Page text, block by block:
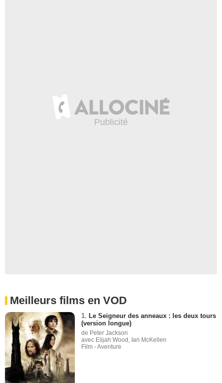
Meilleurs films en VOD
1. Le Seigneur des anneaux : les deux tours
(version longue)
de Peter Jackson
avec Elijah Wood, Ian McKellen
Film - Aventure